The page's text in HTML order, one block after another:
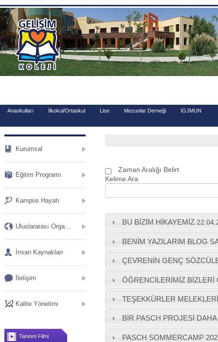
.
Anaokulları İlkokul/Ortaokul Lise Mezunlar Derneği IGJMUN
Kurumsal
Eğitim Programı
Kampüs Hayatı
Uluslararası Orga...
İnsan Kaynakları
İletişim
Kalite Yönetimi
Tanıtım Filmi
Zaman Aralığı Belirt
Kelime Ara
BU BİZİM HİKAYEMİZ
BENİM YAZILARIM BLOG
ÇEVRENİN GENÇ
ÖĞRENCİLERİMİZ BİZLERİ
TEŞEKKÜRLER
BİR PASCH PROJESİ
PASCH SOMMERCAMP